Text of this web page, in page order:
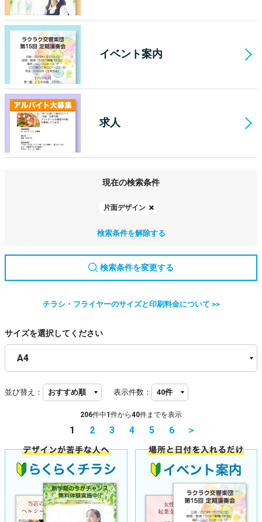
イベント案内
求人
現在の検索条件
片面デザイン
検索条件を解除する
検索条件を変更する
チラシ・フライヤーのサイズと印刷料金について >>
サイズを選択してください
並び替え： 表示件数：
206件中1 件から40件までを表示
1 2 3 4 5 6 ＞